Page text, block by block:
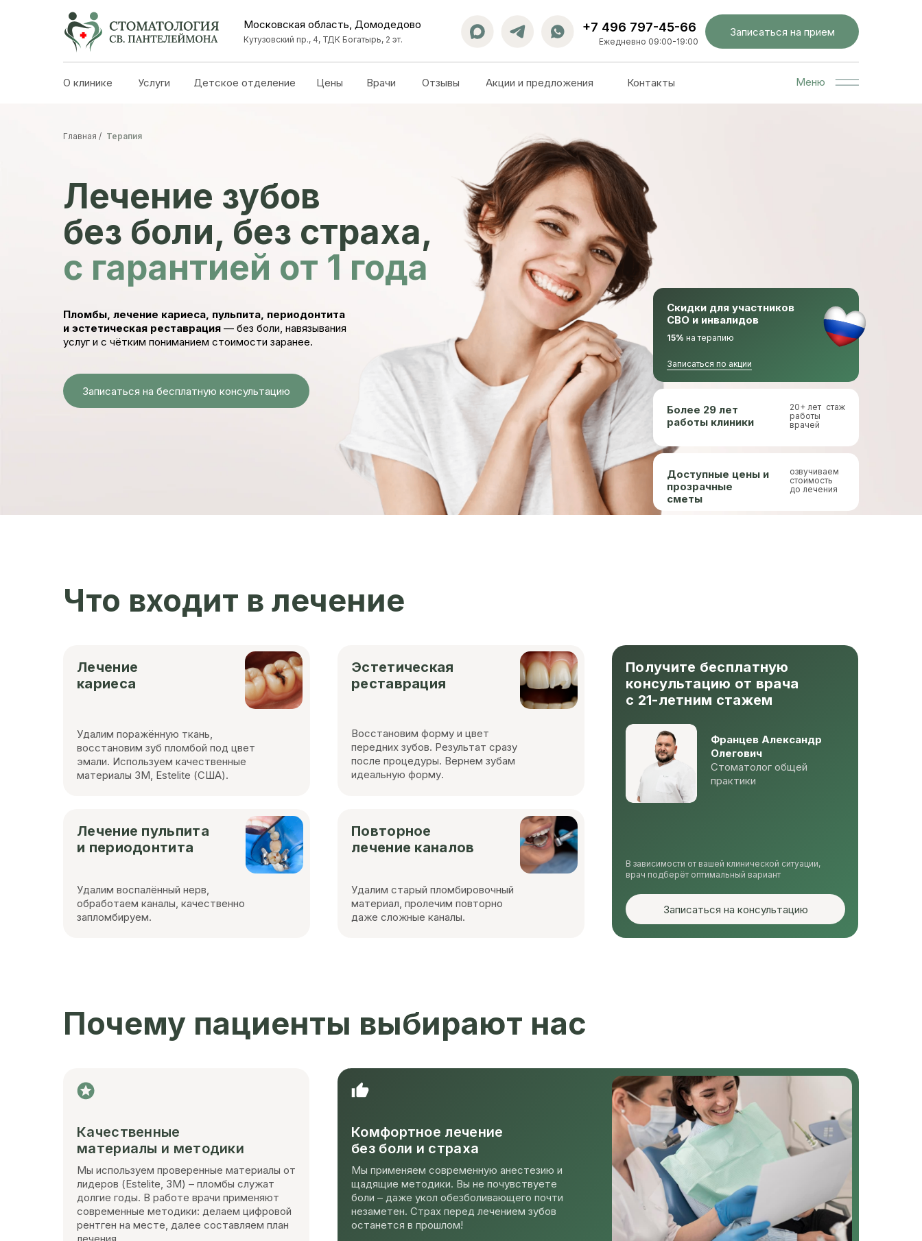
Кутузовский пр., 4, ТДК Богатырь, 2 эт.
Московская область, Домодедово
Ежедневно 09:00-19:00
+7 496 797-45-66 Записаться на прием
Акции и предложения Контакты
Отзывы
Врачи
Цены
Детское отделение
Услуги
О клинике Меню
Лечение зубов
без боли, без страха,
с гарантией от 1 года
Пломбы, лечение кариеса, пульпита, периодонтита
и эстетическая реставрация — без боли, навязывания
услуг и с чётким пониманием стоимости заранее.
Главная / Терапия
Записаться на бесплатную консультацию
Доступные цены и
прозрачные
сметы
озвучиваем
стоимость
до лечения
Более 29 лет
работы клиники
20+ лет стаж
работы
врачей
Скидки для участников
СВО и инвалидов
Записаться по акции
15% на терапию
Что входит в лечение
Лечение
кариеса
Удалим поражённую ткань,
восстановим зуб пломбой под цвет
эмали. Используем качественные
материалы 3M, Estelite (США).
Получите бесплатную
консультацию от врача
с 21-летним стажем
Францев Александр
Олегович
Стоматолог общей
практики
В зависимости от вашей клинической ситуации,
врач подберёт оптимальный вариант
Лечение пульпита
и периодонтита
Удалим воспалённый нерв,
обработаем каналы, качественно
запломбируем.
Повторное
лечение каналов
Удалим старый пломбировочный
материал, пролечим повторно
даже сложные каналы.
Эстетическая
реставрация
Восстановим форму и цвет
передних зубов. Результат сразу
после процедуры. Вернем зубам
идеальную форму.
Записаться на консультацию
Почему пациенты выбирают нас
Качественные
материалы и методики
Мы используем проверенные материалы от
лидеров (Estelite, 3М) – пломбы служат
долгие годы. В работе врачи применяют
современные методики: делаем цифровой
рентген на месте, далее составляем план
Комфортное лечение
без боли и страха
Мы применяем современную анестезию и
щадящие методики. Вы не почувствуете
боли – даже укол обезболивающего почти
незаметен. Страх перед лечением зубов
останется в прошлом!